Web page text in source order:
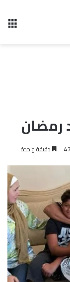
رمضان
دقيقة واحدة